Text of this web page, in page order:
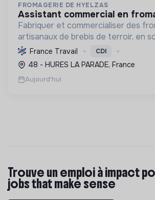
FROMAGERIE DE HYELZAS
assistant commercial en
Fabriquer et commercialiser des
artisanaux de brebis de terroir, en
l'agriculture locale et biologique, et
un modèle économique et social
France Travail CDI
48 - HURES LA PARADE, France
Aujourd'hui
Trouve un emploi à impact
jobs that make sense